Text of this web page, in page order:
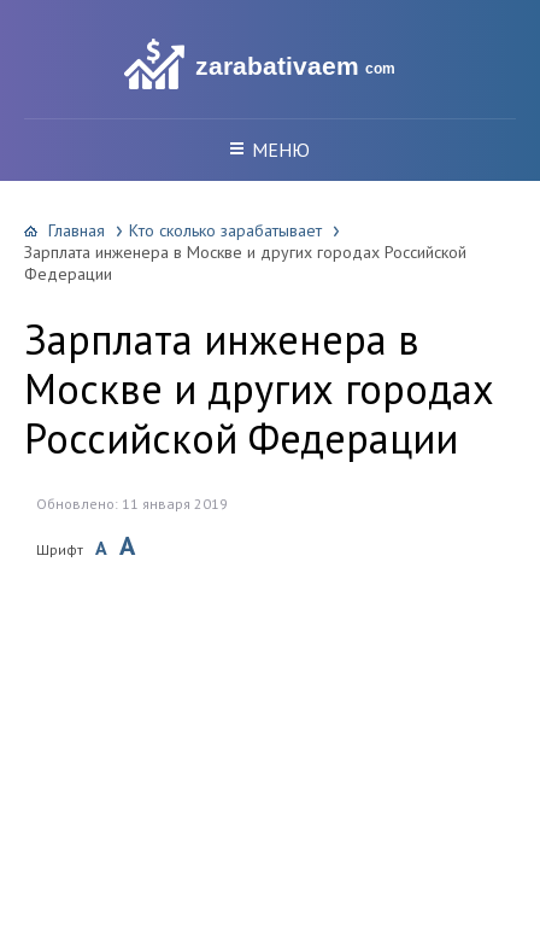
zarabativaem com
МЕНЮ
Главная
Кто сколько зарабатывает
Зарплата инженера в Москве и других городах Российской
Федерации
Зарплата инженера в
Москве и других городах
Российской Федерации
Обновлено: 11 января 2019
Шрифт A A